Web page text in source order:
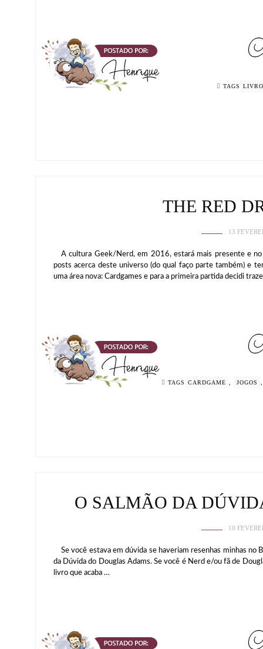
TAGS
THE RED
13
A cultura Geek/Nerd, em 2016, estará mais presente e
posts acerca deste universo (do qual faço parte também) e
uma área nova: Cardgames e para a primeira partida decidi
TAGS CARDGAME JOGOS
O SALMÃO DA
10
Se você estava em dúvida se haveriam resenhas minhas no
da Dúvida do Douglas Adams. Se você é Nerd e/ou fã de
livro que acaba …